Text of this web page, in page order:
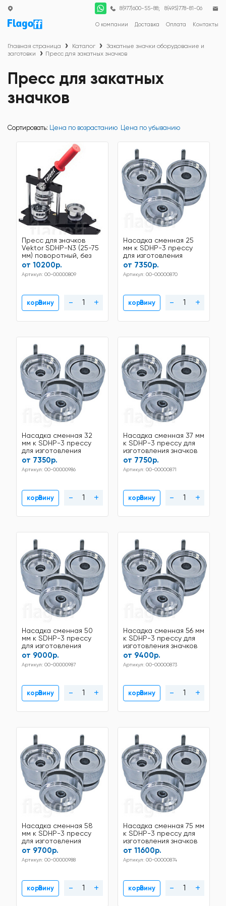
О компании Доставка Оплата Контакты
8(977)600-55-88; 8(495)778-81-06
Главная страница Каталог
Закатные значки оборудование и
заготовки
Пресс для закатных значков
Пресс для закатных
значков
Сортировать: Цена по возрастанию Цена по убыванию
Пресс для значков
Vektor SDHP-N3 (25-75
мм) поворотный, без
инструмента
от 10200р.
Артикул: 00-00000809
В корзину - +
Насадка сменная 25
мм к SDHP-3 прессу
для изготовления
значков
от 7350р.
Артикул: 00-00000870
В корзину - +
Насадка сменная 32
мм к SDHP-3 прессу
для изготовления
значков
от 7350р.
Артикул: 00-00000986
В корзину - +
Насадка сменная 37 мм
к SDHP-3 прессу для
изготовления значков
от 7750р.
Артикул: 00-00000871
В корзину - +
Насадка сменная 50
мм к SDHP-3 прессу
для изготовления
значков
от 9000р.
Артикул: 00-00000987
В корзину - +
Насадка сменная 56 мм
к SDHP-3 прессу для
изготовления значков
от 9400р.
Артикул: 00-00000873
В корзину - +
Насадка сменная 58
мм к SDHP-3 прессу
для изготовления
значков
от 9700р.
Артикул: 00-00000988
В корзину - +
Насадка сменная 75 мм
к SDHP-3 прессу для
изготовления значков
от 11600р.
Артикул: 00-00000874
В корзину - +